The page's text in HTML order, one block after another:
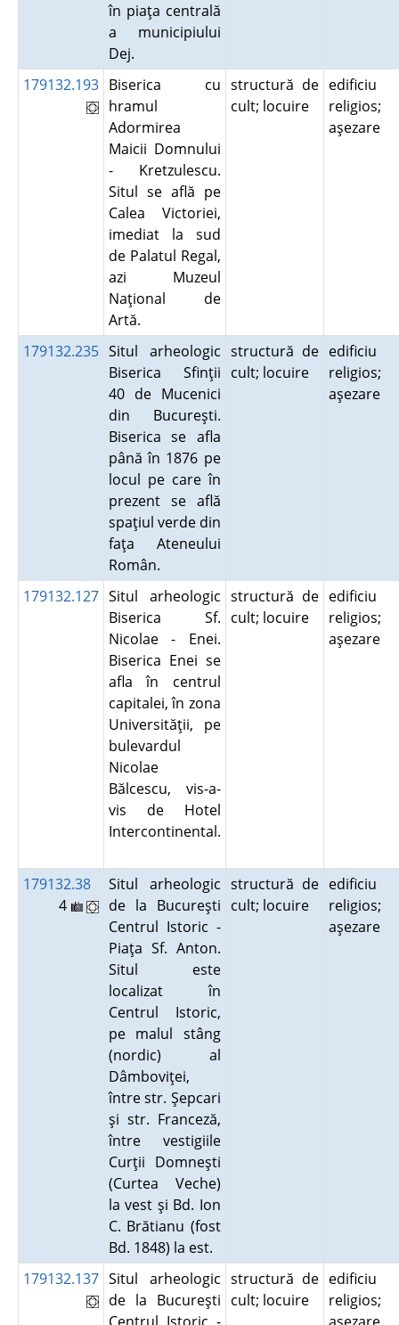
în piaţa centrală
a municipiului
Dej.
179132.193 Biserica cu
hramul
Adormirea
Maicii Domnului
- Kretzulescu.
Situl se află pe
Calea Victoriei,
imediat la sud
de Palatul Regal,
azi Muzeul
Naţional de
Artă.
structură de
cult; locuire
edificiu
religios;
aşezare
179132.235 Situl arheologic
Biserica Sfinţii
40 de Mucenici
din Bucureşti.
Biserica se afla
până în 1876 pe
locul pe care în
prezent se află
spaţiul verde din
faţa Ateneului
Român.
structură de
cult; locuire
edificiu
religios;
aşezare
179132.127 Situl arheologic
Biserica Sf.
Nicolae - Enei.
Biserica Enei se
afla în centrul
capitalei, în zona
Universităţii, pe
bulevardul
Nicolae
Bălcescu, vis-a-
vis de Hotel
Intercontinental.
structură de
cult; locuire
edificiu
religios;
aşezare
179132.38
4
Situl arheologic
de la Bucureşti
Centrul Istoric -
Piaţa Sf. Anton.
Situl este
localizat în
Centrul Istoric,
pe malul stâng
(nordic) al
Dâmboviţei,
între str. Şepcari
şi str. Franceză,
între vestigiile
Curţii Domneşti
(Curtea Veche)
la vest şi Bd. Ion
C. Brătianu (fost
Bd. 1848) la est.
structură de
cult; locuire
edificiu
religios;
aşezare
179132.137 Situl arheologic
de la Bucureşti
structură de
cult; locuire
edificiu
religios;